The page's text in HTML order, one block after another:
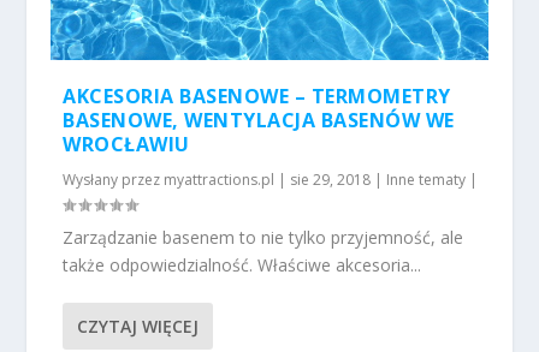
AKCESORIA BASENOWE – TERMOMETRY
BASENOWE, WENTYLACJA BASENÓW WE
WROCŁAWIU
Wysłany przez myattractions.pl | sie 29, 2018 | Inne tematy |
Zarządzanie basenem to nie tylko przyjemność, ale
także odpowiedzialność. Właściwe akcesoria...
CZYTAJ WIĘCEJ